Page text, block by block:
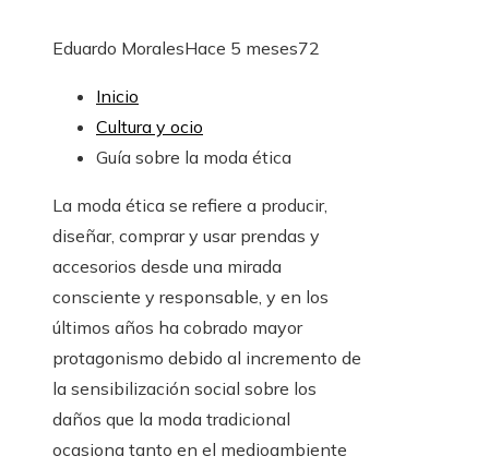
Eduardo MoralesHace 5 meses72
Inicio
Cultura y ocio
Guía sobre la moda ética
La moda ética se refiere a producir,
diseñar, comprar y usar prendas y
accesorios desde una mirada
consciente y responsable, y en los
últimos años ha cobrado mayor
protagonismo debido al incremento de
la sensibilización social sobre los
daños que la moda tradicional
ocasiona tanto en el medioambiente